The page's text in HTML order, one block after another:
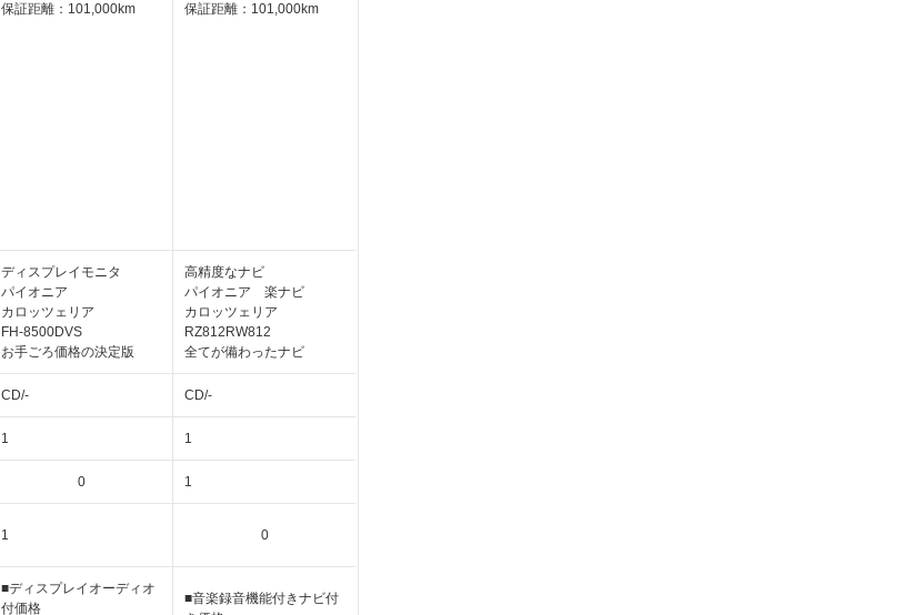
保証距離：101,000km
保証距離：101,000km
ディスプレイモニタ
パイオニア
カロッツェリア
FH-8500DVS
お手ごろ価格の決定版
高精度なナビ
パイオニア 楽ナビ
カロッツェリア
RZ812RW812
全てが備わったナビ
CD/- CD/-
1 1
0 1
1 0
■ディスプレイオーディオ
付価格
■音楽録音機能付きナビ付